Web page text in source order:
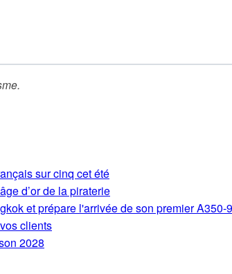
.
sur cinq cet été
d’or de la piraterie
et prépare l'arrivée de son premier A350-
clients
2028